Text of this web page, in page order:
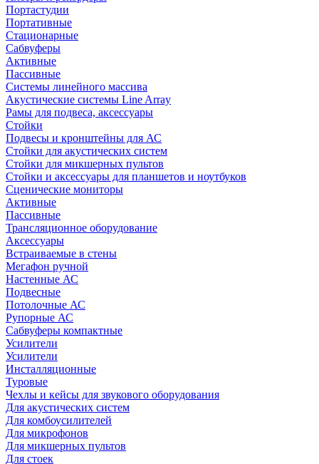
Портастудии
Портативные
Стационарные
Сабвуферы
Активные
Пассивные
Системы линейного массива
Акустические системы Line Array
Рамы для подвеса, аксессуары
Стойки
Подвесы и кронштейны для АС
Стойки для акустических систем
Стойки для микшерных пультов
Стойки и аксессуары для планшетов и ноутбуков
Сценические мониторы
Активные
Пассивные
Трансляционное оборудование
Аксессуары
Встраиваемые в стены
Мегафон ручной
Настенные АС
Подвесные
Потолочные АС
Рупорные АС
Сабвуферы компактные
Усилители
Усилители
Инсталляционные
Туровые
Чехлы и кейсы для звукового оборудования
Для акустических систем
Для комбоусилителей
Для микрофонов
Для микшерных пультов
Для стоек